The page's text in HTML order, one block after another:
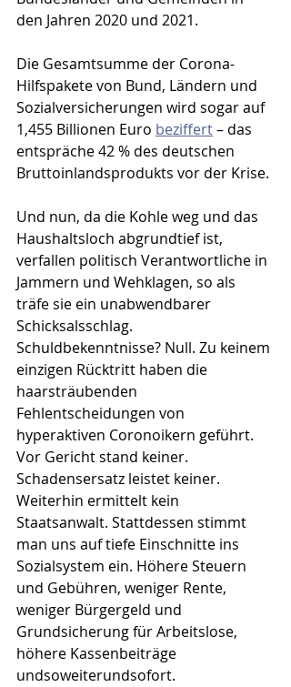
den Jahren 2020 und 2021.
Die Gesamtsumme der Corona-
Hilfspakete von Bund, Ländern und
Sozialversicherungen wird sogar auf
1,455 Billionen Euro beziffert – das
entspräche 42 % des deutschen
Bruttoinlandsprodukts vor der Krise.
Und nun, da die Kohle weg und das
Haushaltsloch abgrundtief ist,
verfallen politisch Verantwortliche in
Jammern und Wehklagen, so als
träfe sie ein unabwendbarer
Schicksalsschlag.
Schuldbekenntnisse? Null. Zu keinem
einzigen Rücktritt haben die
haarsträubenden
Fehlentscheidungen von
hyperaktiven Coronoikern geführt.
Vor Gericht stand keiner.
Schadensersatz leistet keiner.
Weiterhin ermittelt kein
Staatsanwalt. Stattdessen stimmt
man uns auf tiefe Einschnitte ins
Sozialsystem ein. Höhere Steuern
und Gebühren, weniger Rente,
weniger Bürgergeld und
Grundsicherung für Arbeitslose,
höhere Kassenbeiträge
undsoweiterundsofort.